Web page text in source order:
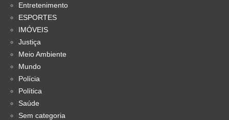
Entretenimento
ESPORTES
IMÓVEIS
Justiça
Meio Ambiente
Mundo
Polícia
Política
Saúde
Sem categoria